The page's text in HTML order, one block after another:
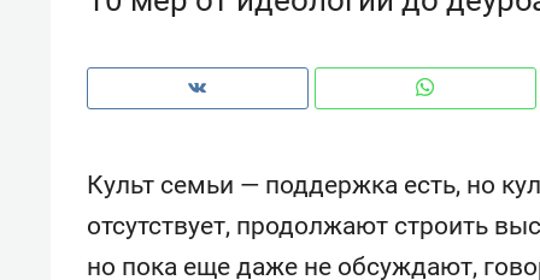
Культ семьи — поддержка есть, но
отсутствует, продолжают строить
но пока еще даже не обсуждают,
Рекомендуем
Как ГК «МИР ГРУПП» и ВТБ
создают оазис жилого
комфорта под Казанью
150
ID